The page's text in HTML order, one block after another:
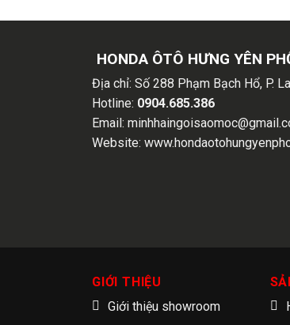
HONDA ÔTÔ HƯNG YÊN
Địa chỉ: Số 288 Phạm Bạch Hổ, P.
Hotline: 0904.685.386
Email:
Website:
GIỚI THIỆU
Giới thiệu showroom